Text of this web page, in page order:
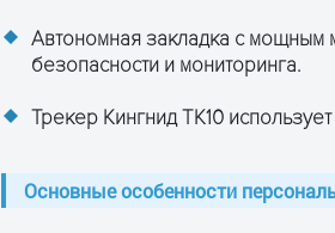
Автономная закладка с мощным
безопасности и мониторинга.
Трекер Кингнид ТК10
Основные особенности
Внутренняя антенна
Offline услуги AssistNow